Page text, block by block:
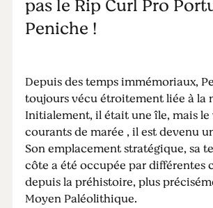
pas le Rip Curl Pro
Peniche !
Depuis des temps immémoriaux,
toujours vécu étroitement liée à la
Initialement, il était une île, mais le
courants de marée , il est devenu
Son emplacement stratégique, sa
côte a été occupée par différentes
depuis la préhistoire, plus
Moyen Paléolithique.